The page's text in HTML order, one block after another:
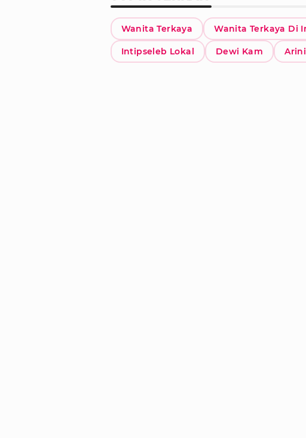
Wanita Terkaya Wanita Terkaya Di
Intipseleb Lokal Dewi Kam